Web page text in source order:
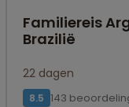
Familiereis
Brazilië
22 dagen
8.5 143